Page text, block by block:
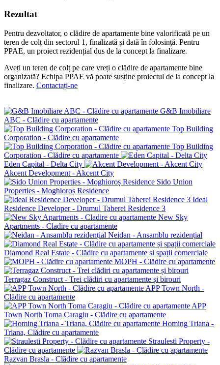
Rezultat
Pentru dezvoltator, o clădire de apartamente bine valorificată pe un
teren de colț din sectorul 1, finalizată și dată în folosință. Pentru
PPAE, un proiect rezidențial dus de la concept la finalizare.
Aveți un teren de colț pe care vreți o clădire de apartamente bine
organizată? Echipa PPAE vă poate susține proiectul de la concept la
finalizare. Contactați-ne
G&B Imobiliare
ABC - Clădire cu apartamente
Top Building
Corporation - Clădire cu apartamente
Top Building
Corporation - Clădire cu apartamente
Eden Capital - Delta City
Akcent Development - Akcent City
Sido Union
Properties - Moghioroș Residence
Ideal
Residence Developer - Drumul Taberei Residence 3
New Sky
Apartments - Cladire cu apartamente
Neidan - Ansamblu rezidențial
Diamond Real Estate - Clădire cu apartamente și spații comerciale
MOPH - Clădire cu apartamente
Terragaz Construct - Trei clădiri cu apartamente și birouri
APP Town North -
Clădire cu apartamente
APP
Town North Toma Caragiu - Clădire cu apartamente
Homing Triana -
Triana, Clădire cu apartamente
Straulesti Property -
Clădire cu apartamente
Razvan Brasla - Clădire cu apartamente